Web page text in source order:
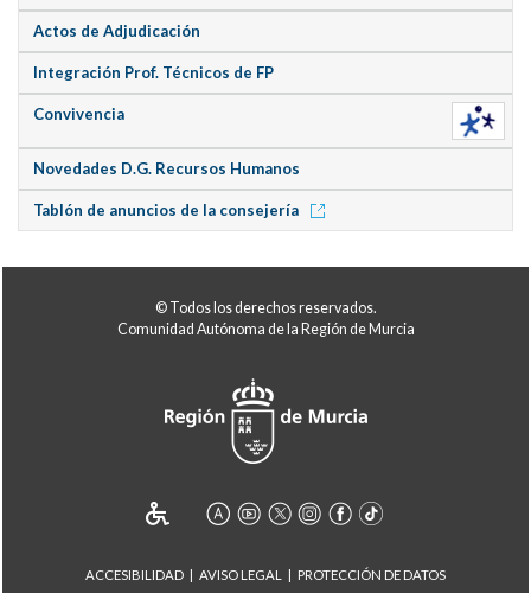
Actos de Adjudicación
Integración Prof. Técnicos de FP
Convivencia
Novedades D.G. Recursos Humanos
Tablón de anuncios de la consejería
© Todos los derechos reservados.
Comunidad Autónoma de la Región de Murcia
ACCESIBILIDAD AVISO LEGAL PROTECCIÓN DE DATOS